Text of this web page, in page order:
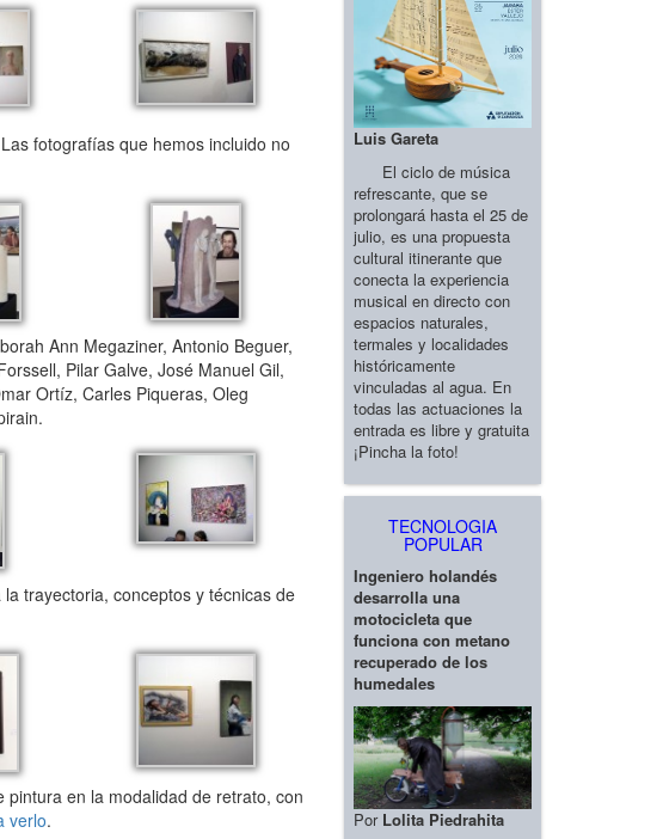
fotografías que hemos incluido no
Ann Megaziner, Antonio Beguer,
Pilar Galve, José Manuel Gil,
Ortíz, Carles Piqueras, Oleg
trayectoria, conceptos y técnicas de
en la modalidad de retrato, con
verlo.
Luis Gareta
El ciclo de música
refrescante, que se
prolongará hasta el 25 de
julio, es una propuesta
cultural itinerante que
conecta la experiencia
musical en directo con
espacios naturales,
termales y localidades
históricamente
vinculadas al agua. En
todas las actuaciones la
entrada es libre y gratuita
¡Pincha la foto!
TECNOLOGIA
POPULAR
Ingeniero holandés
desarrolla una
motocicleta que
funciona con metano
recuperado de los
humedales
Por Lolita Piedrahita